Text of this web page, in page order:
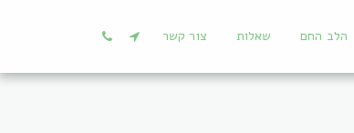
הלב החם שאלות צור קשר